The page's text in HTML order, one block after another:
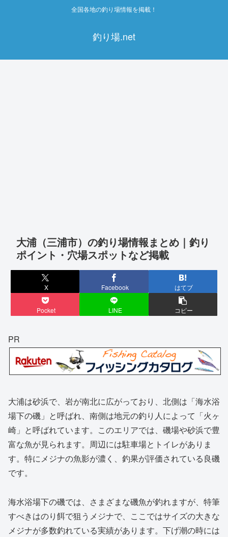
全国各地の釣り場情報を掲載！
釣り場.net
大浦（三浦市）の釣り場情報まとめ｜釣り
ポイント・穴場スポットなど掲載
X Facebook はてブ
Pocket LINE コピー
PR
大浦は砂浜で、岩が南北に広がっており、北側は「海水浴
場下の磯」と呼ばれ、南側は地元の釣り人によって「火ヶ
崎」と呼ばれています。このエリアでは、磯場や砂浜で豊
富な魚が見られます。周辺には駐車場とトイレがありま
す。特にメジナの魚影が濃く、釣果が評価されている良磯
です。
海水浴場下の磯では、さまざまな磯魚が釣れますが、特筆
すべきはのり餌で狙うメジナで、ここではサイズの大きな
メジナが多数釣れている実績があります。下げ潮の時には